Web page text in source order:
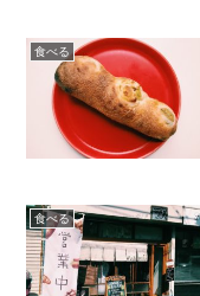
食べる
食べる